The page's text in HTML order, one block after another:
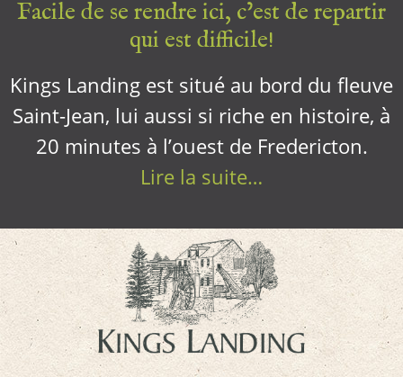
Facile de se rendre ici, c’est de repartir
qui est difficile!
Kings Landing est situé au bord du fleuve
Saint-Jean, lui aussi si riche en histoire, à
20 minutes à l’ouest de Fredericton.
Lire la suite…